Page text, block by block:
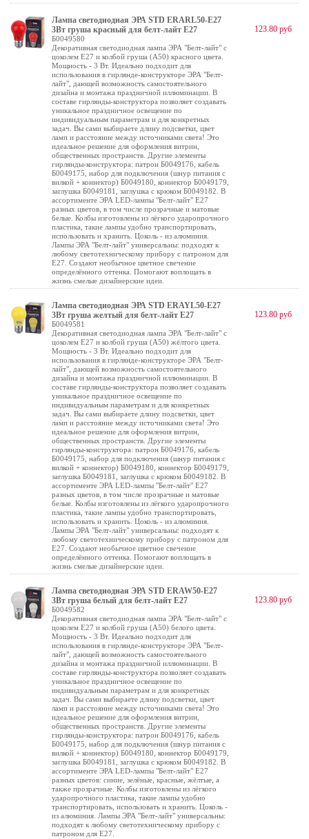
Лампа светодиодная ЭРА STD ERARL50-E27
3Вт груша красный для белт-лайт Е27
Б0049580
Декоративная светодиодная лампа ЭРА "Белт-лайт" с
цоколем Е27 и колбой груша (А50) красного цвета.
Мощность - 3 Вт. Идеально подходит для
использования в гирлянде-конструкторе ЭРА "Белт-
лайт", дающей возможность самостоятельного
дизайна и монтажа праздничной иллюминации. В
составе гирлянды-конструктора позволяет создавать
уникальное праздничное освещение по
индивидуальным параметрам и для конкретных
задач. Вы сами выбираете длину подсветки, цвет
ламп и расстояние между источниками света! Это
идеальное решение для оформления витрин,
общественных пространств. Другие элементы
гирлянды-конструктора: патрон Б0049176, кабель
Б0049175, набор для подключения (шнур питания с
вилкой + коннектор) Б0049180, коннектор Б0049179,
заглушка Б0049181, заглушка с крюком Б0049182. В
ассортименте ЭРА LED-лампы "Белт-лайт" E27
разных цветов, в том числе прозрачные и матовые
белые. Колбы изготовлены из лёгкого ударопрочного
пластика, такие лампы удобно транспортировать,
использовать и хранить. Цоколь - из алюминия.
Лампы ЭРА "Белт-лайт" универсальны: подходят к
любому светотехническому прибору с патроном для
Е27. Создают необычное цветное свечение
определённого оттенка. Помогают воплощать в
жизнь смелые дизайнерские идеи.
123.80 руб
Лампа светодиодная ЭРА STD ERAYL50-E27
3Вт груша желтый для белт-лайт Е27
Б0049581
Декоративная светодиодная лампа ЭРА "Белт-лайт" с
цоколем Е27 и колбой груша (А50) жёлтого цвета.
Мощность - 3 Вт. Идеально подходит для
использования в гирлянде-конструкторе ЭРА "Белт-
лайт", дающей возможность самостоятельного
дизайна и монтажа праздничной иллюминации. В
составе гирлянды-конструктора позволяет создавать
уникальное праздничное освещение по
индивидуальным параметрам и для конкретных
задач. Вы сами выбираете длину подсветки, цвет
ламп и расстояние между источниками света! Это
идеальное решение для оформления витрин,
общественных пространств. Другие элементы
гирлянды-конструктора: патрон Б0049176, кабель
Б0049175, набор для подключения (шнур питания с
вилкой + коннектор) Б0049180, коннектор Б0049179,
заглушка Б0049181, заглушка с крюком Б0049182. В
ассортименте ЭРА LED-лампы "Белт-лайт" E27
разных цветов, в том числе прозрачные и матовые
белые. Колбы изготовлены из лёгкого ударопрочного
пластика, такие лампы удобно транспортировать,
использовать и хранить. Цоколь - из алюминия.
Лампы ЭРА "Белт-лайт" универсальны: подходят к
любому светотехническому прибору с патроном для
Е27. Создают необычное цветное свечение
определённого оттенка. Помогают воплощать в
жизнь смелые дизайнерские идеи.
123.80 руб
Лампа светодиодная ЭРА STD ERAW50-E27
3Вт груша белый для белт-лайт Е27
Б0049582
Декоративная светодиодная лампа ЭРА "Белт-лайт" с
цоколем Е27 и колбой груша (А50) белого цвета.
Мощность - 3 Вт. Идеально подходит для
использования в гирлянде-конструкторе ЭРА "Белт-
лайт", дающей возможность самостоятельного
дизайна и монтажа праздничной иллюминации. В
составе гирлянды-конструктора позволяет создавать
уникальное праздничное освещение по
индивидуальным параметрам и для конкретных
задач. Вы сами выбираете длину подсветки, цвет
ламп и расстояние между источниками света! Это
идеальное решение для оформления витрин,
общественных пространств. Другие элементы
гирлянды-конструктора: патрон Б0049176, кабель
Б0049175, набор для подключения (шнур питания с
вилкой + коннектор) Б0049180, коннектор Б0049179,
заглушка Б0049181, заглушка с крюком Б0049182. В
ассортименте ЭРА LED-лампы "Белт-лайт" E27
разных цветов: синие, зелёные, красные, жёлтые, а
также прозрачные. Колбы изготовлены из лёгкого
ударопрочного пластика, такие лампы удобно
транспортировать, использовать и хранить. Цоколь -
из алюминия. Лампы ЭРА "Белт-лайт" универсальны:
подходят к любому светотехническому прибору с
патроном для Е27.
123.80 руб